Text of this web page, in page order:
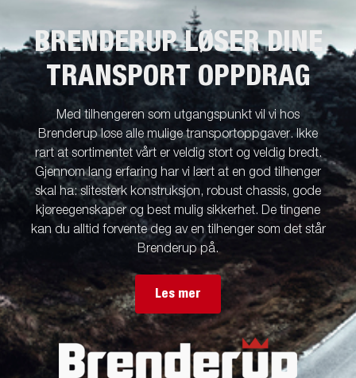
BRENDERUP LØSER DINE
TRANSPORT OPPDRAG
Med tilhengeren som utgangspunkt vil vi hos
Brenderup løse alle mulige transportoppgaver. Ikke
rart at sortimentet vårt er veldig stort og veldig bredt.
Gjennom lang erfaring har vi lært at en god tilhenger
skal ha: slitesterk konstruksjon, robust chassis, gode
kjøreegenskaper og best mulig sikkerhet. De tingene
kan du alltid forvente deg av en tilhenger som det står
Brenderup på.
Les mer